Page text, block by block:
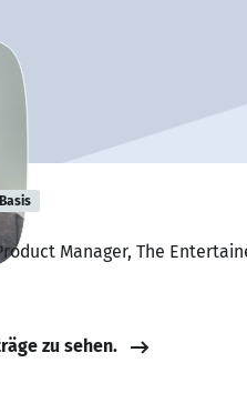
Basis
Manager, The
zu sehen.